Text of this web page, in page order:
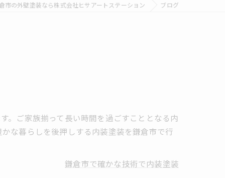
市の外壁塗装なら株式会社ヒサアートステーション ブログ
。ご家族揃って長い時間を過ごすこととなる内
な暮らしを後押しする内装塗装を鎌倉市で行
鎌倉市で確かな技術で内装塗装